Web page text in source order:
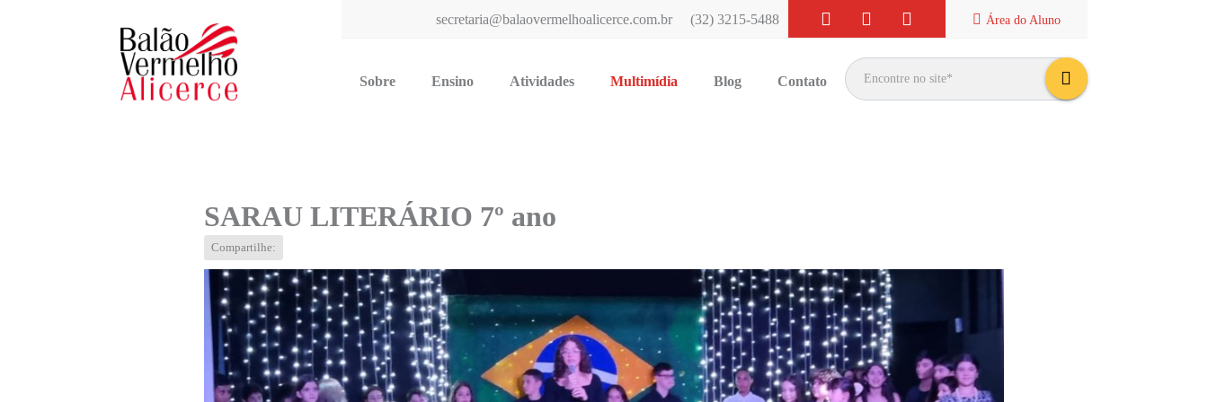
secretaria@balaovermelhoalicerce.com.br (32) 3215-5488 Área do Aluno
Sobre Ensino Atividades Multimídia Blog Contato
SARAU LITERÁRIO 7º ano
Compartilhe: